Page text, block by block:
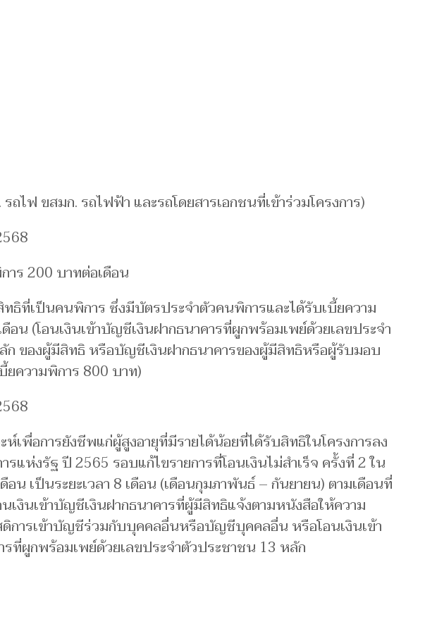
ถไฟ ขสมก. รถไฟฟ้า และรถโดยสารเอกชนที่เข้าร่วมโครงการ)
าร 200 บาทต่อเดือน
ธิที่เป็นคนพิการ ซึ่งมีบัตรประจำตัวคนพิการและได้รับเบี้ยความ
อน (โอนเงินเข้าบัญชีเงินฝากธนาคารที่ผูกพร้อมเพย์ด้วยเลขประจำ
ก ของผู้มีสิทธิ หรือบัญชีเงินฝากธนาคารของผู้มีสิทธิหรือผู้รับมอบ
ยความพิการ 800 บาท)
ะห์เพื่อการยังชีพแก่ผู้สูงอายุที่มีรายได้น้อยที่ได้รับสิทธิในโครงการลง
รแห่งรัฐ ปี 2565 รอบแก้ไขรายการที่โอนเงินไม่สำเร็จ ครั้งที่ 2 ใน
อน เป็นระยะเวลา 8 เดือน (เดือนกุมภาพันธ์ – กันยายน) ตามเดือนที่
เงินเข้าบัญชีเงินฝากธนาคารที่ผู้มีสิทธิแจ้งตามหนังสือให้ความ
การเข้าบัญชีร่วมกับบุคคลอื่นหรือบัญชีบุคคลอื่น หรือโอนเงินเข้า
ที่ผูกพร้อมเพย์ด้วยเลขประจำตัวประชาชน 13 หลัก